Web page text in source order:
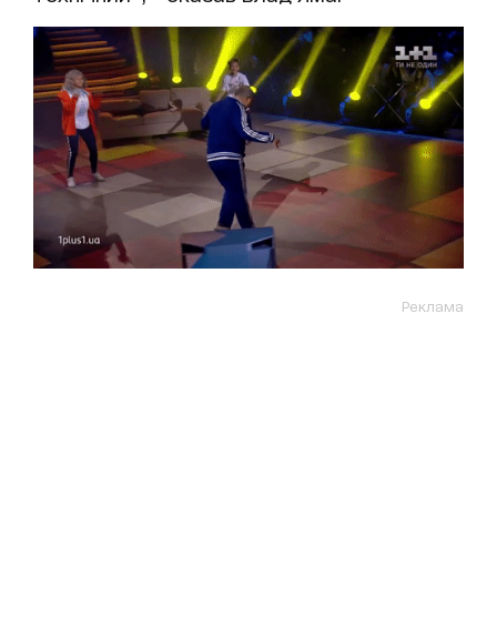
Реклама